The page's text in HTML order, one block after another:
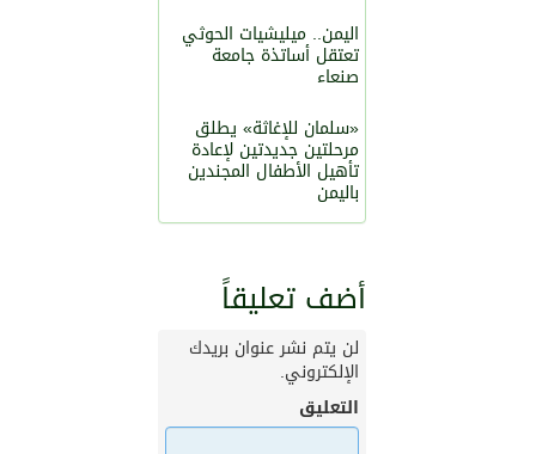
اليمن.. ميليشيات الحوثي
تعتقل أساتذة جامعة
صنعاء
«سلمان للإغاثة» يطلق
مرحلتين جديدتين لإعادة
تأهيل الأطفال المجندين
باليمن
أضف تعليقاً
لن يتم نشر عنوان بريدك
الإلكتروني.
التعليق